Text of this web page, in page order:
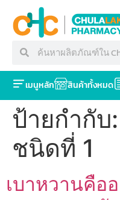
เมนูหลัก สินค้าทั้งหมด
ป้ายกำกับ:
ชนิดที่ 1
เบาหวานคือ